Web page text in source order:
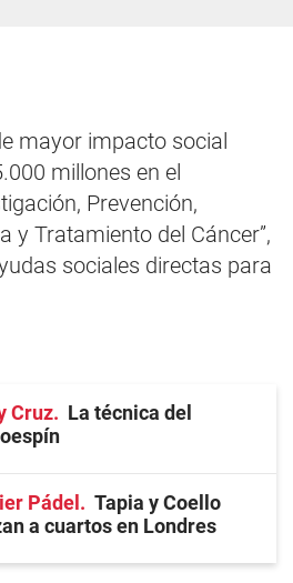
mayor impacto social
millones en el
Prevención,
y Tratamiento del Cáncer”,
sociales directas para
Cruz
La técnica del
Pádel
Tapia y Coello
a cuartos en Londres